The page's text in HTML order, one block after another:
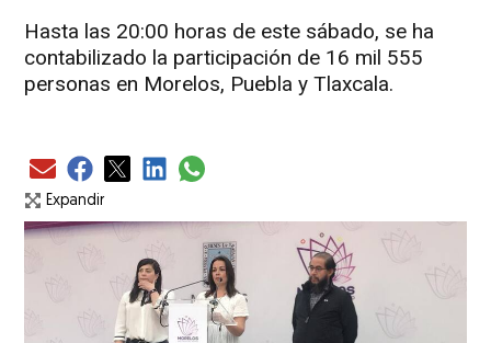
Hasta las 20:00 horas de este sábado, se ha
contabilizado la participación de 16 mil 555
personas en Morelos, Puebla y Tlaxcala.
Expandir